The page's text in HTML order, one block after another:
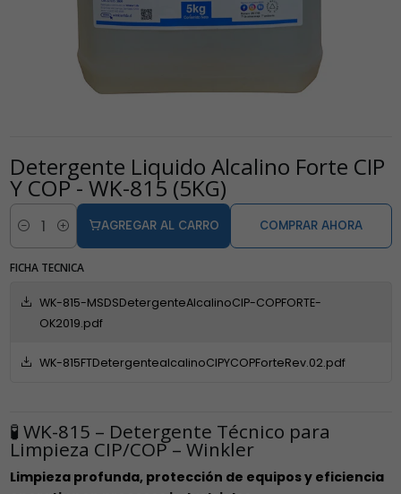
Detergente Liquido Alcalino Forte CIP
Y COP - WK-815 (5KG)
Cantidad
AGREGAR AL CARRO COMPRAR AHORA
FICHA TECNICA
WK-815-MSDSDetergenteAlcalinoCIP-COPFORTE-
OK2019.pdf
WK-815FTDetergentealcalinoCIPYCOPForteRev.02.pdf
🧪 WK-815 – Detergente Técnico para
Limpieza CIP/COP – Winkler
Limpieza profunda, protección de equipos y eficiencia